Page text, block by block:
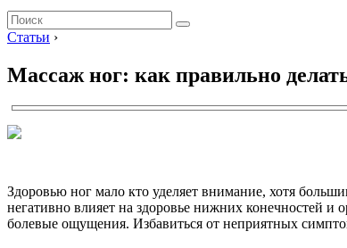
Статьи ›
Массаж ног: как правильно
Здоровью ног мало кто уделяет внимание, хотя
негативно влияет на здоровье нижних конечностей и
болевые ощущения. Избавиться от неприятных